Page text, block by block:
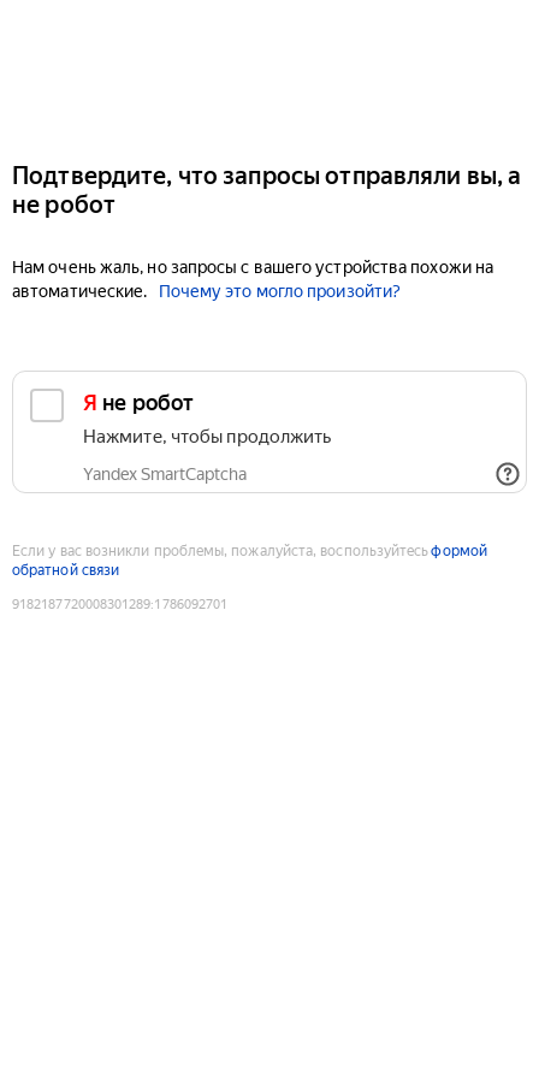
Подтвердите, что запросы отправляли вы, а
не робот
Нам очень жаль, но запросы с вашего устройства похожи на
автоматические.
Почему это могло произойти?
Я не робот
Нажмите, чтобы продолжить
Yandex SmartCaptcha
Если у вас возникли проблемы, пожалуйста, воспользуйтесьформой
обратной связи
9182187720008301289:1786092701